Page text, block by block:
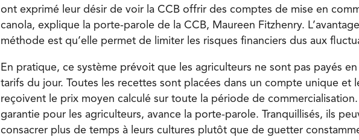
ont exprimé leur désir de voir la CCB offrir des comptes de mise en
canola, explique la porte-parole de la CCB, Maureen Fitzhenry.
méthode est qu’elle permet de limiter les risques financiers dus aux
En pratique, ce système prévoit que les agriculteurs ne sont pas payés
tarifs du jour. Toutes les recettes sont placées dans un compte unique et
reçoivent le prix moyen calculé sur toute la période de commercialisation.
garantie pour les agriculteurs, avance la porte-parole. Tranquillisés, ils
consacrer plus de temps à leurs cultures plutôt que de guetter